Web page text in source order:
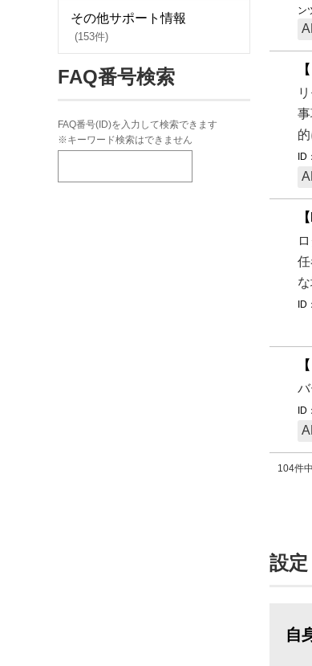
その他サポート情報
(153件)
FAQ番号検索
FAQ番号(ID)を入力して検索できます
※キーワード検索はできません
ン
ID
104件
設定
自